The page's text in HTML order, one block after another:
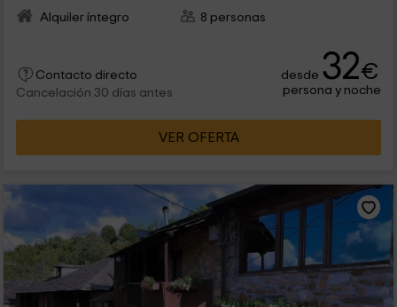
Alquiler íntegro
8 personas
Contacto directo
Cancelación 30 días antes
desde 32€
persona y noche
VER OFERTA